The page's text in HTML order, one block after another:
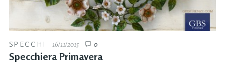
SPECCHI 16/11/2015 0
Specchiera Primavera